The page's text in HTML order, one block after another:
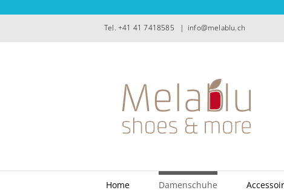
Tel. +41 41 7418585 | info@melablu.ch
Home Damenschuhe